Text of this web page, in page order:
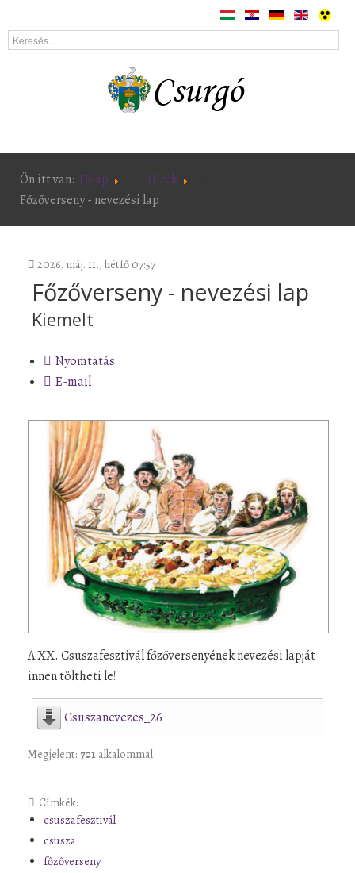
Ön itt van: Főlap
Hírek
Főzőverseny - nevezési lap
2026. máj. 11., hétfő 07:57
Főzőverseny - nevezési lap
Kiemelt
Nyomtatás
E-mail
A XX. Csuszafesztivál főzőversenyének nevezési lapját
innen töltheti le!
Csuszanevezes_26
Megjelent: 701 alkalommal
Címkék:
csuszafesztivál
csusza
főzőverseny